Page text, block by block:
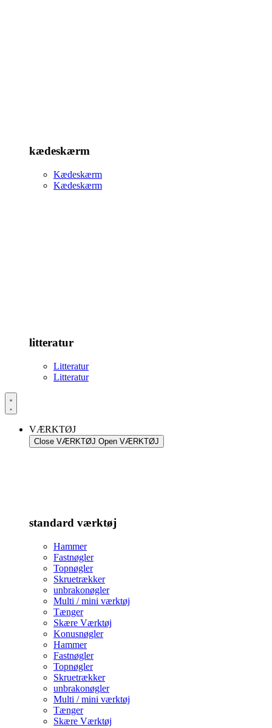
kædeskærm
Kædeskærm
Kædeskærm
litteratur
Litteratur
Litteratur
VÆRKTØJ
Close VÆRKTØJ Open VÆRKTØJ
standard værktøj
Hammer
Fastnøgler
Topnøgler
Skruetrækker
unbrakonøgler
Multi / mini værktøj
Tænger
Skære Værktøj
Konusnøgler
Hammer
Fastnøgler
Topnøgler
Skruetrækker
unbrakonøgler
Multi / mini værktøj
Tænger
Skære Værktøj